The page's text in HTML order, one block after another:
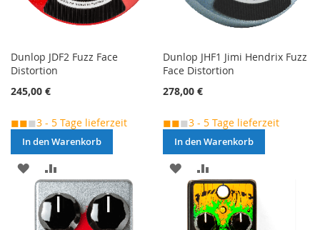
Dunlop JDF2 Fuzz Face
Distortion
245,00 €
◼◼◼3 - 5 Tage lieferzeit
In den Warenkorb
MERKEN
VERGLEICHSLISTE
HINZUFÜGEN
Dunlop JHF1 Jimi Hendrix Fuzz
Face Distortion
278,00 €
◼◼◼3 - 5 Tage lieferzeit
In den Warenkorb
MERKEN
VERGLEICHSLISTE
HINZUFÜGEN